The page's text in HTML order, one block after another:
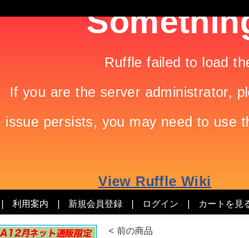
利用案内 新規会員登録 ログイン カートを見
< 前の商品